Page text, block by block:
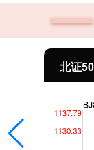
北证50